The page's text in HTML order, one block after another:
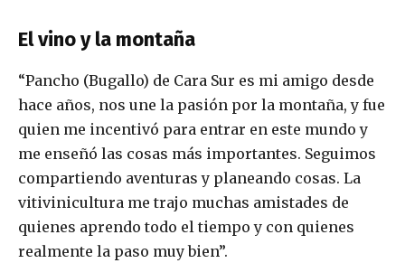
El vino y la montaña
“Pancho (Bugallo) de Cara Sur es mi amigo desde
hace años, nos une la pasión por la montaña, y fue
quien me incentivó para entrar en este mundo y
me enseñó las cosas más importantes. Seguimos
compartiendo aventuras y planeando cosas. La
vitivinicultura me trajo muchas amistades de
quienes aprendo todo el tiempo y con quienes
realmente la paso muy bien”.